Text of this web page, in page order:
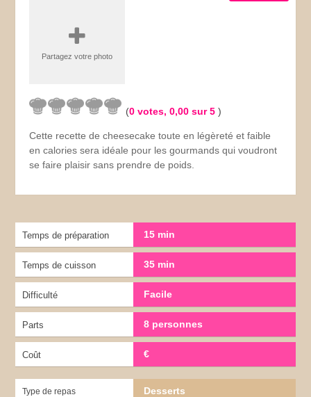
Partagez votre photo
(0 votes,0,00 sur 5)
Cette recette de cheesecake toute en légèreté et faible
en calories sera idéale pour les gourmands qui voudront
se faire plaisir sans prendre de poids.
Temps de préparation 15 min
Temps de cuisson 35 min
Difficulté Facile
Parts 8 personnes
Coût €
Type de repas
Desserts